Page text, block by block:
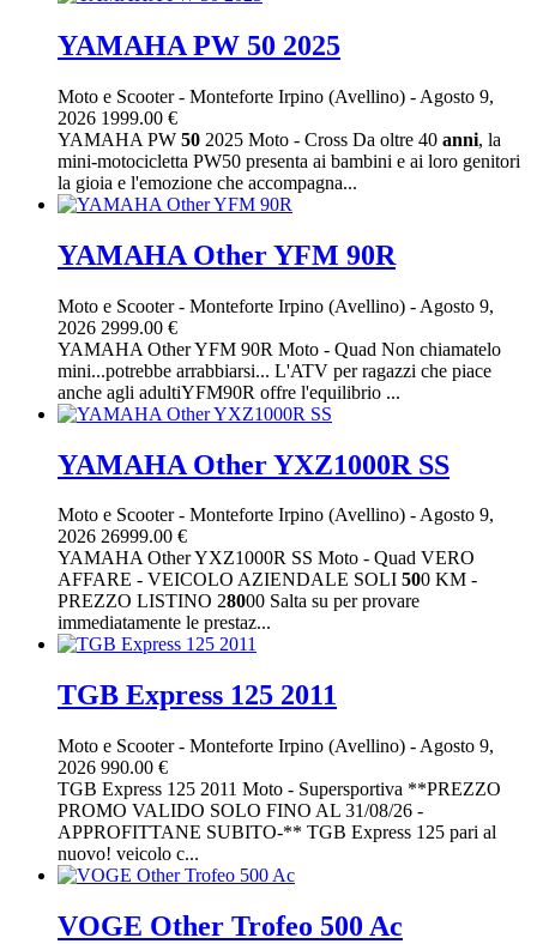
YAMAHA PW 50 2025
Moto e Scooter- Monteforte Irpino (Avellino) - Agosto 9,
2026 1999.00 €
YAMAHA PW 50 2025 Moto - Cross Da oltre 40 anni, la
mini-motocicletta PW50 presenta ai bambini e ai loro genitori
la gioia e l'emozione che accompagna...
YAMAHA Other YFM 90R
Moto e Scooter- Monteforte Irpino (Avellino) - Agosto 9,
2026 2999.00 €
YAMAHA Other YFM 90R Moto - Quad Non chiamatelo
mini...potrebbe arrabbiarsi... L'ATV per ragazzi che piace
anche agli adultiYFM90R offre l'equilibrio ...
YAMAHA Other YXZ1000R SS
Moto e Scooter- Monteforte Irpino (Avellino) -Agosto 9,
2026 26999.00 €
YAMAHA Other YXZ1000R SS Moto - Quad VERO
AFFARE - VEICOLO AZIENDALE SOLI 500 KM -
PREZZO LISTINO 28000 Salta su per provare
immediatamente le prestaz...
TGB Express 125 2011
Moto e Scooter- Monteforte Irpino (Avellino) - Agosto 9,
2026 990.00 €
TGB Express 125 2011 Moto - Supersportiva **PREZZO
PROMO VALIDO SOLO FINO AL 31/08/26 -
APPROFITTANE SUBITO-** TGB Express 125 pari al
nuovo! veicolo c...
VOGE Other Trofeo 500 Ac